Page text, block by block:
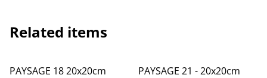
Related items
PAYSAGE 18 20x20cm PAYSAGE 21 - 20x20cm